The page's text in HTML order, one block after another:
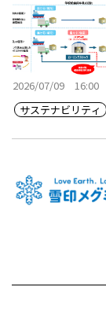
2026/07/09 16:00
サステナビリティ